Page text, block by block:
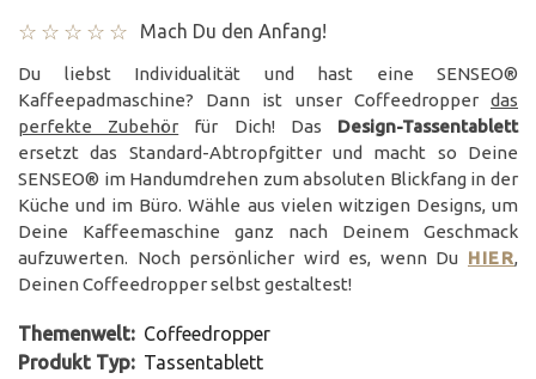
Mach Du den Anfang!
Du liebst Individualität und hast eine SENSEO®
Kaffeepadmaschine? Dann ist unser Coffeedropper das
perfekte Zubehör für Dich! Das Design-Tassentablett
ersetzt das Standard-Abtropfgitter und macht so Deine
SENSEO® im Handumdrehen zum absoluten Blickfang in der
Küche und im Büro. Wähle aus vielen witzigen Designs, um
Deine Kaffeemaschine ganz nach Deinem Geschmack
aufzuwerten. Noch persönlicher wird es, wenn Du HIER,
Deinen Coffeedropper selbst gestaltest!
Themenwelt: Coffeedropper
Produkt Typ: Tassentablett